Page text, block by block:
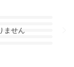
ません